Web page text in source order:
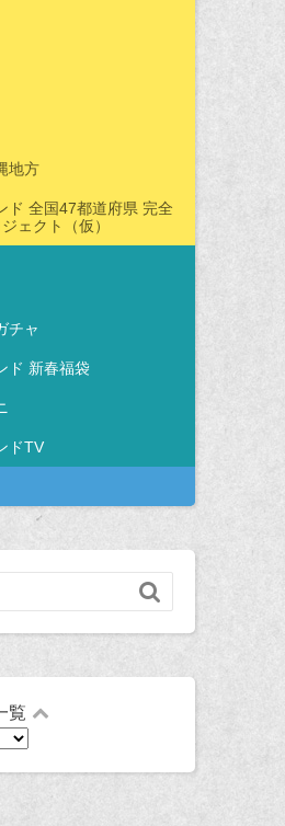
地方
ド 全国47都道府県 完全
ェクト（仮）
チャ
ド 新春福袋
ドTV

覧